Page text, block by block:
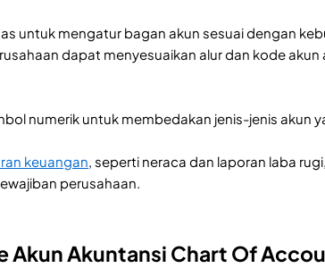
untuk mengatur bagan akun sesuai dengan
dapat menyesuaikan alur dan kode
numerik untuk membedakan jenis-jenis akun
keuangan, seperti neraca dan laporan laba
perusahaan.
Akun Akuntansi Chart Of